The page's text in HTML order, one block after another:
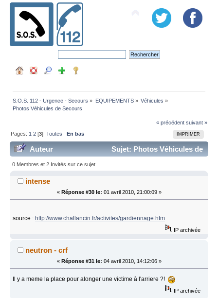
S.O.S. 112 - Urgence - Secours » EQUIPEMENTS» Véhicules »
Photos Véhicules de Secours
« précédent suivant »
IMPRIMER
Pages: 1 2 [3]Toutes En bas
Auteur
Sujet: Photos Véhicules de
Secours (Lu 190885 fois)
0 Membres et 2 Invités sur ce sujet
intense
« Réponse #30 le: 01 avril 2010, 21:00:09 »
source :http://www.challancin.fr/activites/gardiennage.htm
IP archivée
neutron - crf
« Réponse #31 le: 04 avril 2010, 14:12:06 »
Il y a meme la place pour alonger une victime à l'arriere ?!
IP archivée